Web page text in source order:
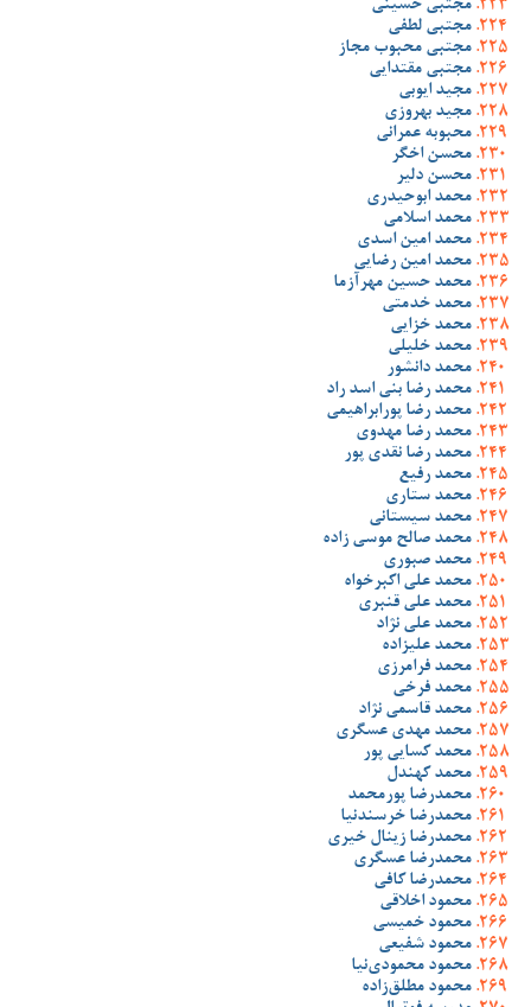
مجتبی حسینی
مجتبی لطفی
مجتبی محبوب مجاز
مجتبی مقتدایی
مجید ایوبی
مجید بهروزی
محبوبه عمرانی
محسن اخگر
محسن دلیر
محمد ابوحیدری
محمد اسلامی
محمد امین اسدی
محمد امین رضایی
محمد حسین مهرآزما
محمد خدمتی
محمد خزایی
محمد خلیلی
محمد دانشور
محمد رضا بنی اسد راد
محمد رضا پورابراهیمی
محمد رضا مهدوی
محمد رضا نقدی پور
محمد رفیع
محمد ستاری
محمد سیستانی
محمد صالح موسی زاده
محمد صبوری
محمد علی اکبرخواه
محمد علی قنبری
محمد علی نژاد
محمد علیزاده
محمد فرامرزی
محمد فرخی
محمد قاسمی نژاد
محمد مهدی عسگری
محمد کسایی پور
محمد کهندل
محمدرضا پورمحمد
محمدرضا خرسندنیا
محمدرضا زینال خیری
محمدرضا عسگری
محمدرضا کافی
محمود اخلاقی
محمود خمیسی
محمود شفیعی
محمود محمودی‌نیا
محمود مطلق‌زاده